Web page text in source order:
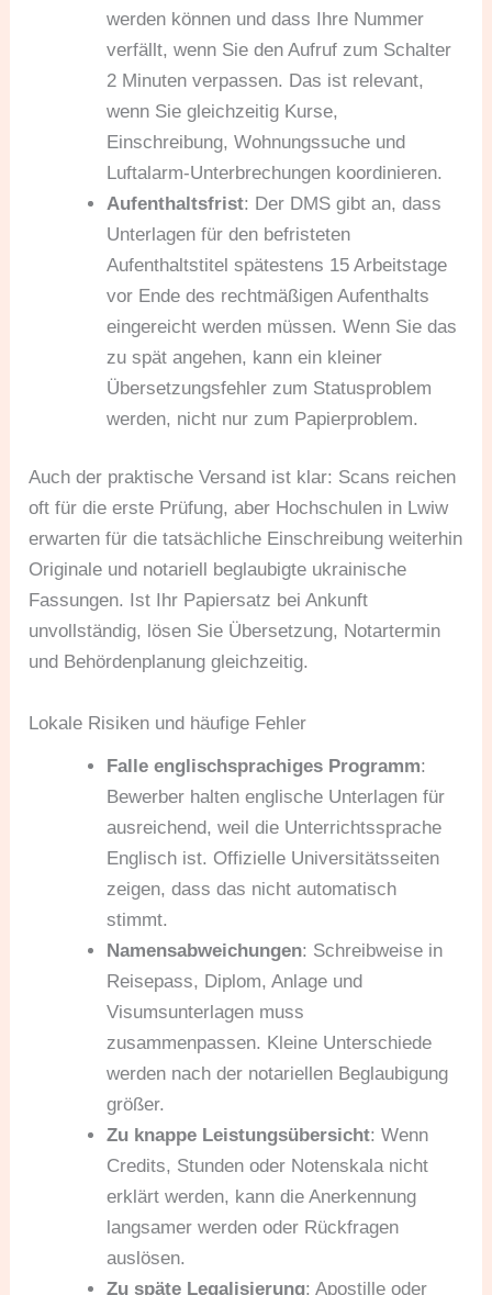
werden können und dass Ihre Nummer
verfällt, wenn Sie den Aufruf zum Schalter
2 Minuten verpassen. Das ist relevant,
wenn Sie gleichzeitig Kurse,
Einschreibung, Wohnungssuche und
Luftalarm-Unterbrechungen koordinieren.
Aufenthaltsfrist: Der DMS gibt an, dass
Unterlagen für den befristeten
Aufenthaltstitel spätestens 15 Arbeitstage
vor Ende des rechtmäßigen Aufenthalts
eingereicht werden müssen. Wenn Sie das
zu spät angehen, kann ein kleiner
Übersetzungsfehler zum Statusproblem
werden, nicht nur zum Papierproblem.
Auch der praktische Versand ist klar: Scans reichen
oft für die erste Prüfung, aber Hochschulen in Lwiw
erwarten für die tatsächliche Einschreibung weiterhin
Originale und notariell beglaubigte ukrainische
Fassungen. Ist Ihr Papiersatz bei Ankunft
unvollständig, lösen Sie Übersetzung, Notartermin
und Behördenplanung gleichzeitig.
Lokale Risiken und häufige Fehler
Falle englischsprachiges Programm:
Bewerber halten englische Unterlagen für
ausreichend, weil die Unterrichtssprache
Englisch ist. Offizielle Universitätsseiten
zeigen, dass das nicht automatisch
stimmt.
Namensabweichungen: Schreibweise in
Reisepass, Diplom, Anlage und
Visumsunterlagen muss
zusammenpassen. Kleine Unterschiede
werden nach der notariellen Beglaubigung
größer.
Zu knappe Leistungsübersicht: Wenn
Credits, Stunden oder Notenskala nicht
erklärt werden, kann die Anerkennung
langsamer werden oder Rückfragen
auslösen.
Zu späte Legalisierung: Apostille oder